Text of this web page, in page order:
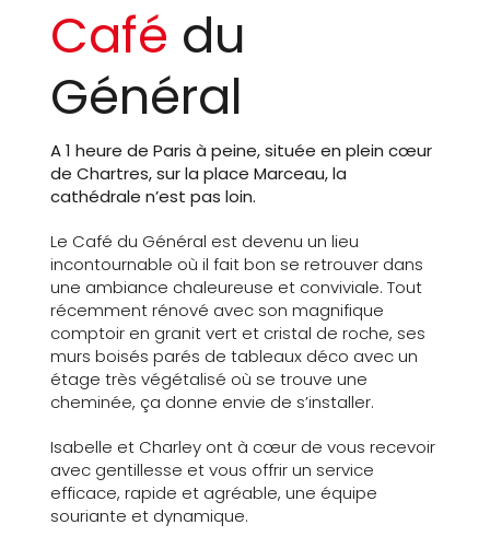
Café du
Général
A 1 heure de Paris à peine, située en plein cœur
de Chartres, sur la place Marceau, la
cathédrale n’est pas loin.
Le Café du Général est devenu un lieu
incontournable où il fait bon se retrouver dans
une ambiance chaleureuse et conviviale. Tout
récemment rénové avec son magnifique
comptoir en granit vert et cristal de roche, ses
murs boisés parés de tableaux déco avec un
étage très végétalisé où se trouve une
cheminée, ça donne envie de s’installer.
Isabelle et Charley ont à cœur de vous recevoir
avec gentillesse et vous offrir un service
efficace, rapide et agréable, une équipe
souriante et dynamique.